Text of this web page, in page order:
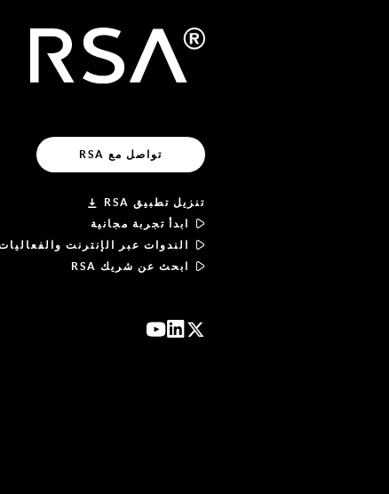
تواصل مع RSA
تنزيل تطبيق RSA
ابدأ تجربة مجانية
الندوات عبر الإنترنت
ابحث عن شريك RSA